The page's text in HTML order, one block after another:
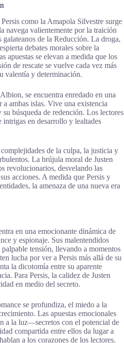
como la Amapola Silvestre surge
navega valientemente por la traición
de la Reducción. La droga,
debates morales sobre la
apuestas se elevan a medida que los
de rescate se vuelve cada vez más
valentía y determinación.
se encuentra enredado en una
ambas islas. Vive una existencia
búsqueda de redención. Los lectores
intrigas en desarrollo y lealtades
de la culpa, la justicia y
La brújula moral de Justen
revolucionarios, desvelando las
acciones. A medida que Persis y
la amenaza de una nueva era
en una emocionante dinámica de
y espionaje. Sus malentendidos
tensión, llevando a momentos
lucha por ver a Persis más allá de su
la dicotomía entre su aparente
Para Persis, la calidez de Justen
en medio del secreto.
se profundiza, el miedo a la
Las apuestas emocionales
a la luz—secretos con el potencial de
compartida entre ellos da lugar a
a los corazones de los lectores.